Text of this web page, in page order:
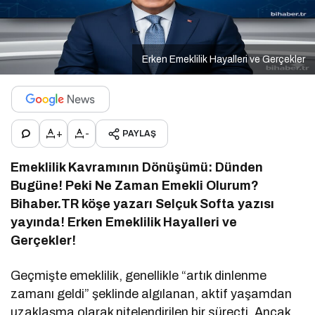
Erken Emeklilik Hayalleri ve Gerçekler
+ - PAYLAŞ
Emeklilik Kavramının Dönüşümü: Dünden
Bugüne! Peki Ne Zaman Emekli Olurum?
Bihaber.TR köşe yazarı Selçuk Softa yazısı
yayında! Erken Emeklilik Hayalleri ve
Gerçekler!
Geçmişte emeklilik, genellikle “artık dinlenme
zamanı geldi” şeklinde algılanan, aktif yaşamdan